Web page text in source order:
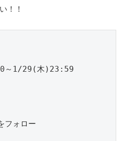
！！
～1/29(木)23:59
フォロー